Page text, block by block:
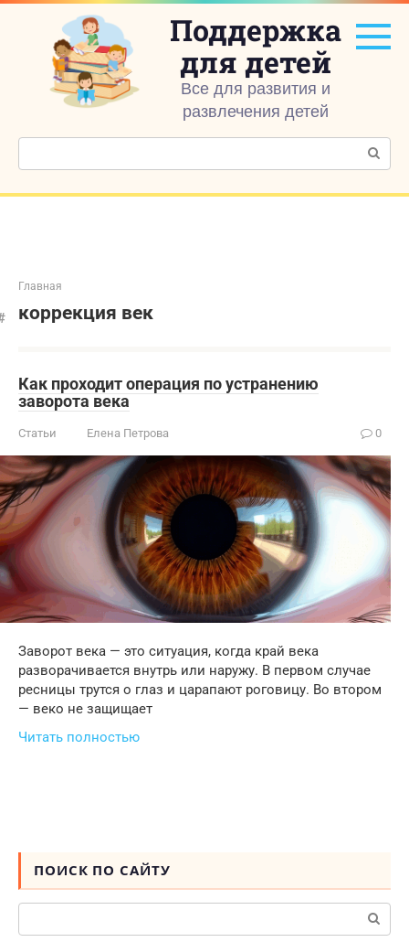
Перейти
контенту
Поддержка
для детей
Все для развития и
развлечения детей
Поиск:
Главная
коррекция век
Как проходит операция по устранению
заворота века
Статьи Елена Петрова 0
Заворот века — это ситуация, когда край века
разворачивается внутрь или наружу. В первом случае
ресницы трутся о глаз и царапают роговицу. Во втором
— веко не защищает
Читать полностью
ПОИСК ПО САЙТУ
Поиск: